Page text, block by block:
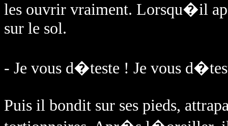
les ouvrir vraiment. Lorsqu�il
sur le sol.
- Je vous d�teste ! Je vous
Puis il bondit sur ses pieds,